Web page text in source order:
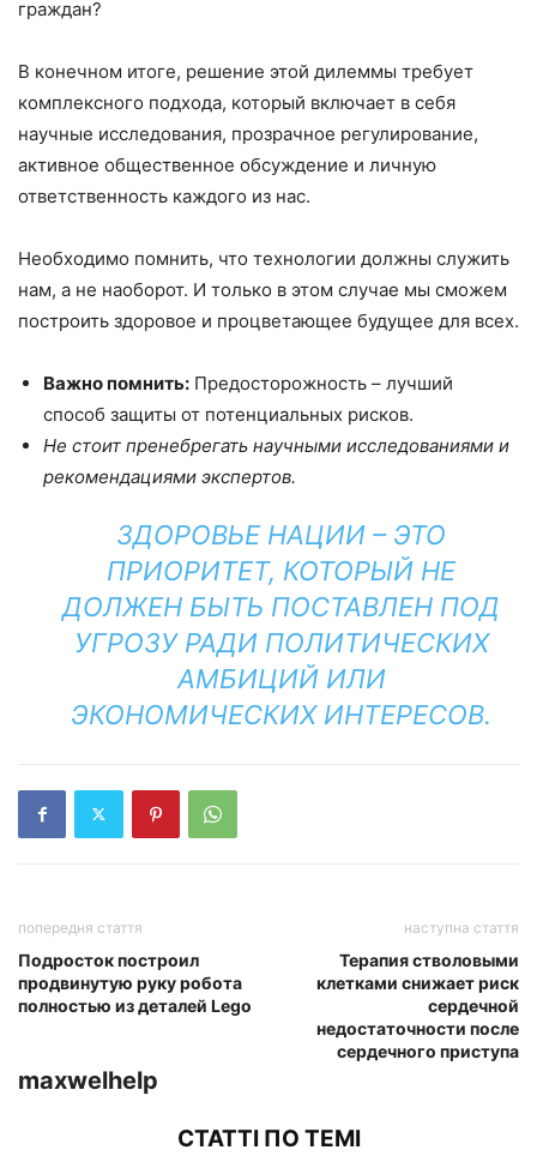
граждан?
В конечном итоге, решение этой дилеммы требует
комплексного подхода, который включает в себя
научные исследования, прозрачное регулирование,
активное общественное обсуждение и личную
ответственность каждого из нас.
Необходимо помнить, что технологии должны служить
нам, а не наоборот. И только в этом случае мы сможем
построить здоровое и процветающее будущее для всех.
Важно помнить: Предосторожность – лучший
способ защиты от потенциальных рисков.
Не стоит пренебрегать научными исследованиями и
рекомендациями экспертов.
ЗДОРОВЬЕ НАЦИИ – ЭТО
ПРИОРИТЕТ, КОТОРЫЙ НЕ
ДОЛЖЕН БЫТЬ ПОСТАВЛЕН ПОД
УГРОЗУ РАДИ ПОЛИТИЧЕСКИХ
АМБИЦИЙ ИЛИ
ЭКОНОМИЧЕСКИХ ИНТЕРЕСОВ.
попередня стаття
Подросток построил
продвинутую руку робота
полностью из деталей Lego
наступна стаття
Терапия стволовыми
клетками снижает риск
сердечной
недостаточности после
сердечного приступа
maxwelhelp
СТАТТІ ПО ТЕМІ